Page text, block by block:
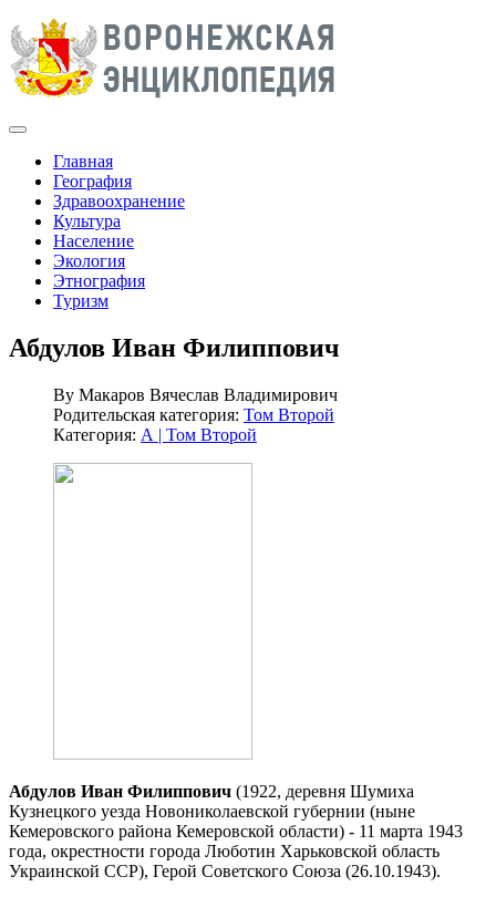
Главная
География
Здравоохранение
Культура
Население
Экология
Этнография
Туризм
Абдулов Иван Филиппович
By Макаров Вячеслав Владимирович
Родительская категория: Том Второй
Категория: А | Том Второй
Абдулов Иван Филиппович (1922, деревня Шумиха
Кузнецкого уезда Новониколаевской губернии (ныне
Кемеровского района Кемеровской области) - 11 марта 1943
года, окрестности города Люботин Харьковской область
Украинской ССР), Герой Советского Союза (26.10.1943).